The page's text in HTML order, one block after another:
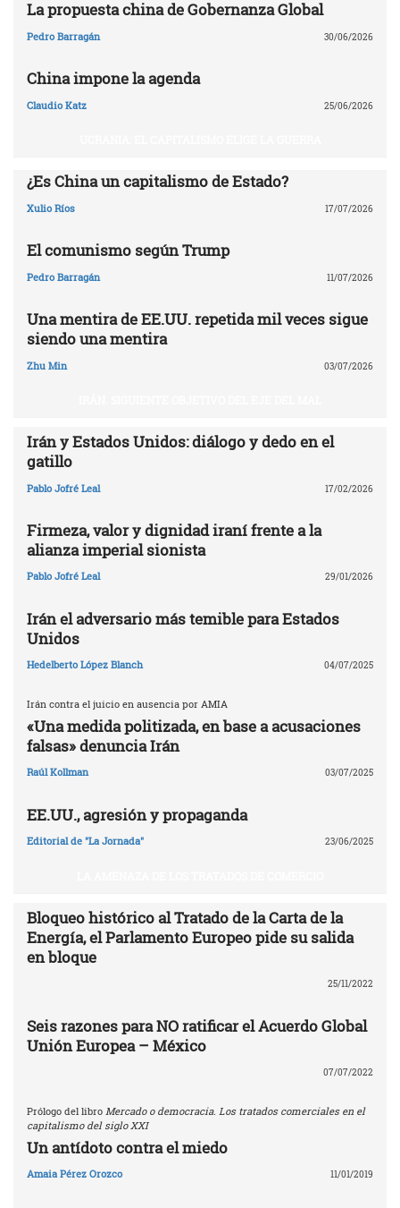
La propuesta china de Gobernanza Global
Pedro Barragán 30/06/2026
China impone la agenda
Claudio Katz 25/06/2026
¿Es China un capitalismo de Estado?
Xulio Ríos 17/07/2026
El comunismo según Trump
Pedro Barragán 11/07/2026
Una mentira de EE.UU. repetida mil veces sigue
siendo una mentira
Zhu Min 03/07/2026
Irán y Estados Unidos: diálogo y dedo en el
gatillo
Pablo Jofré Leal 17/02/2026
Firmeza, valor y dignidad iraní frente a la
alianza imperial sionista
Pablo Jofré Leal 29/01/2026
Irán el adversario más temible para Estados
Unidos
Hedelberto López Blanch 04/07/2025
Irán contra el juicio en ausencia por AMIA
«Una medida politizada, en base a acusaciones
falsas» denuncia Irán
Raúl Kollman 03/07/2025
EE.UU., agresión y propaganda
Editorial de "La Jornada" 23/06/2025
Bloqueo histórico al Tratado de la Carta de la
Energía, el Parlamento Europeo pide su salida
en bloque
25/11/2022
Seis razones para NO ratificar el Acuerdo Global
Unión Europea – México
07/07/2022
Prólogo del libro Mercado o democracia. Los tratados comerciales en el
capitalismo del siglo XXI
Un antídoto contra el miedo
Amaia Pérez Orozco 11/01/2019